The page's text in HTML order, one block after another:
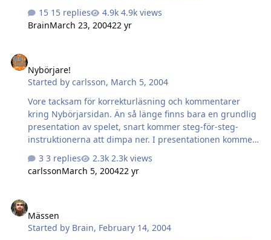
15 replies
4.9k views
BrainMarch 23, 200422 yr
Nybörjare!
Started bycarlsson, March 5, 2004
Vore tacksam för korrekturläsning och kommentarer
kring Nybörjarsidan. Än så länge finns bara en grundlig
presentation av spelet, snart kommer steg-för-steg-
instruktionerna att dimpa ner. I presentationen kommer
3 replies
2.3k views
carlssonMarch 5, 200422 yr
Mässen
Started by Brain, February 14, 2004